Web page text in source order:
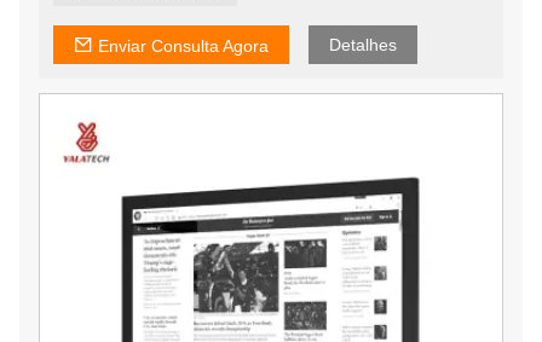
* A única fábrica de P&D de papel eletrônico na China
com esta tecnologia e produtos
Enviar Consulta Agora Detalhes